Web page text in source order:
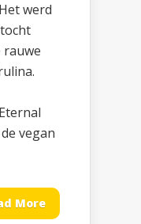
werd
rauwe
vegan
More